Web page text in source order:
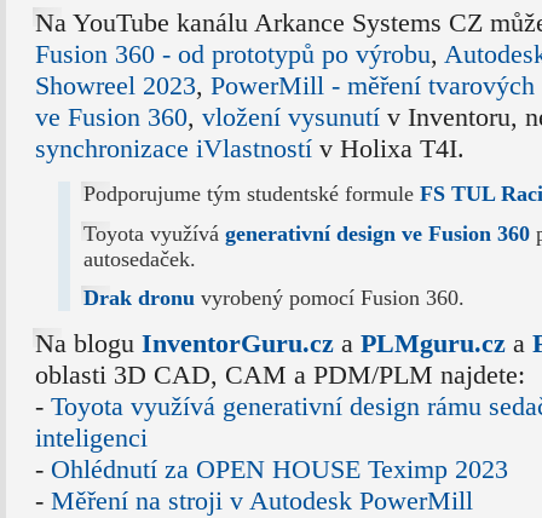
Na YouTube kanálu Arkance Systems CZ
Fusion 360 - od prototypů po výrobu,
Showreel 2023, PowerMill - měření tvarových
ve Fusion 360, vložení vysunutív Inventoru,
synchronizace iVlastnostív Holixa T4I.
Podporujume tým studentské formuleFS TUL
Toyota využívágenerativní design ve Fusion 360
autosedaček.
Drak dronu vyrobený pomocí Fusion 360.
Na blogu InventorGuru.cza PLMguru.cza
oblasti 3D CAD, CAM a PDM/PLM najdete:
- Toyota využívá generativní design rámu
inteligenci
- Ohlédnutí za OPEN HOUSE Teximp 2023
- Měření na stroji v Autodesk PowerMill